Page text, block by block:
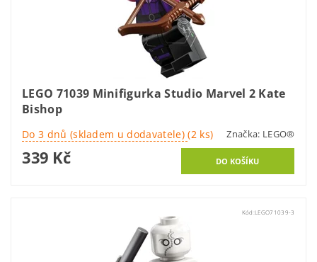
LEGO 71039 Minifigurka Studio Marvel 2 Kate
Bishop
Do 3 dnů (skladem u dodavatele)(2 ks) Značka: LEGO®
339 Kč
Kód: LEGO71039-3